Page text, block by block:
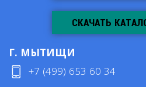
СКАЧАТЬ
Г. МЫТИЩИ
+7 (499) 653 60 34